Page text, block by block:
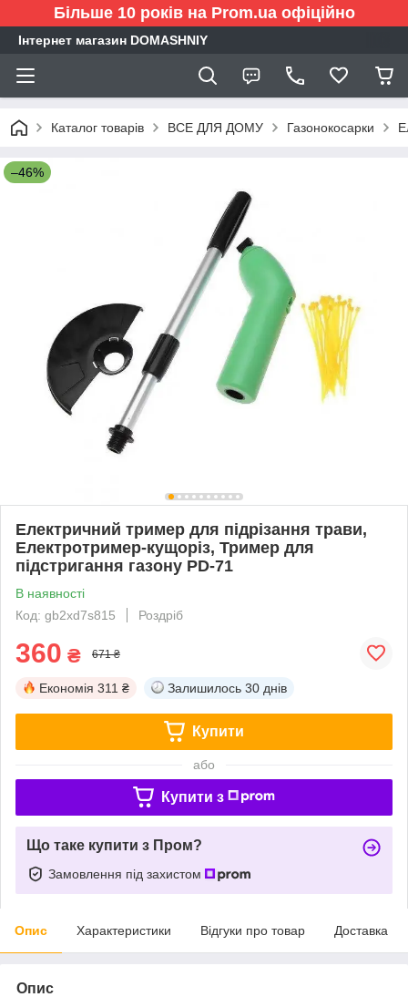
Більше 10 років на Prom.ua офіційно
Інтернет магазин DOMASHNIY
Каталог товарів ВСЕ ДЛЯ ДОМУ Газонокосарки
–46%
Електричний тример для підрізання трави,
Електротример-кущоріз, Тример для
підстригання газону PD-71
В наявності
Код: gb2xd7s815
Роздріб
360 ₴ 671 ₴
Економія 311 ₴ Залишилось 30 днів
Купити
або
Купити з
Що таке купити з Пром?
Замовлення під захистом
Опис Характеристики Відгуки про товар Доставка
Опис